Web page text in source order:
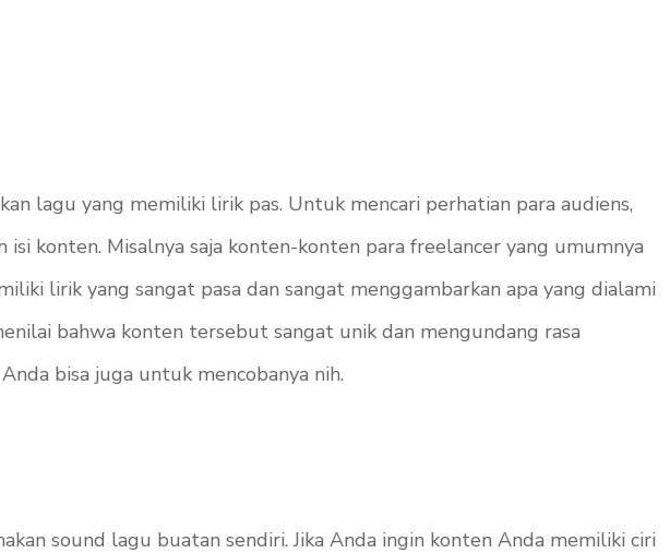
lagu yang memiliki lirik pas. Untuk mencari perhatian para audiens,
konten. Misalnya saja konten-konten para freelancer yang umumnya
lirik yang sangat pasa dan sangat menggambarkan apa yang dialami
bahwa konten tersebut sangat unik dan mengundang rasa
bisa juga untuk mencobanya nih.
sound lagu buatan sendiri. Jika Anda ingin konten Anda memiliki ciri